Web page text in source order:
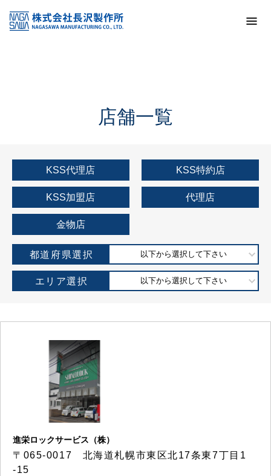
KSS加盟店・取扱店情報
店舗一覧
店舗一覧
KSS代理店 KSS特約店
KSS加盟店 代理店
金物店
都道府県選択 以下から選択して下さい
エリア選択 以下から選択して下さい
進栄ロックサービス（株）
〒065-0017 北海道札幌市東区北17条東7丁目1
-15